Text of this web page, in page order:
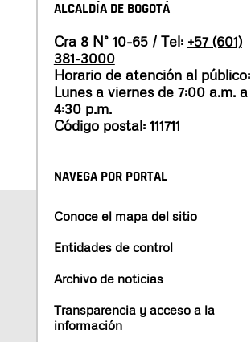
ALCALDÍA DE BOGOTÁ
Cra 8 N° 10-65 / Tel: +57 (601)
381-3000
Horario de atención al público:
Lunes a viernes de 7:00 a.m. a
4:30 p.m.
Código postal: 111711
NAVEGA POR PORTAL
Conoce el mapa del sitio
Entidades de control
Archivo de noticias
Transparencia y acceso a la
información